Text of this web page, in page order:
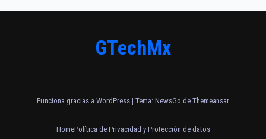
GTechMx
Funciona gracias a WordPress | Tema: NewsGo de Themeansar
HomePolítica de Privacidad y Protección de datos